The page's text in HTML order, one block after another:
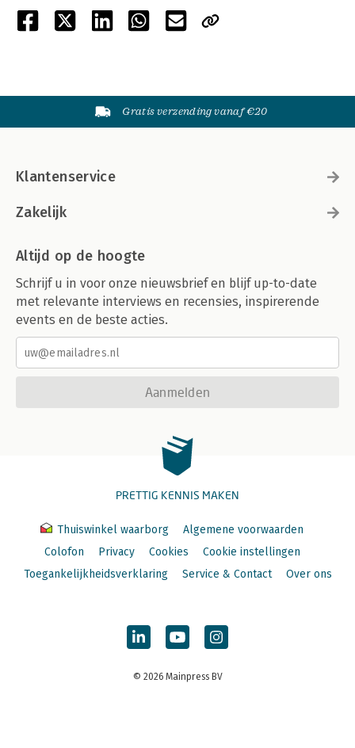
Gratis verzending vanaf €20
Klantenservice
Zakelijk
Altijd op de hoogte
Schrijf u in voor onze nieuwsbrief en blijf up-to-date
met relevante interviews en recensies, inspirerende
events en de beste acties.
Aanmelden
PRETTIG KENNIS MAKEN
Thuiswinkel waarborg
Algemene voorwaarden
Colofon
Privacy Cookies
Cookie instellingen
Toegankelijkheidsverklaring
Service & Contact Over ons
© 2026 Mainpress BV